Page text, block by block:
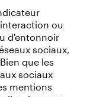
ou
d'entonnoir
sociaux,
que les
sociaux
mentions